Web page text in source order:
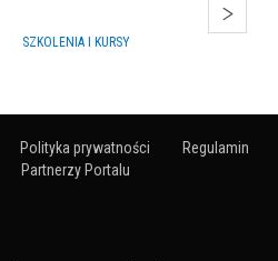
HURTOWNIE
Polityka prywatności
Regulamin
Partnerzy Portalu